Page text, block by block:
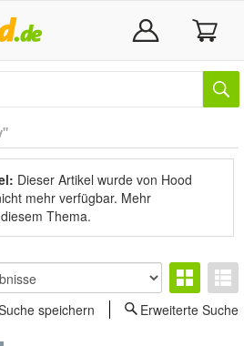
Dieser Artikel wurde von Hood
mehr verfügbar. Mehr
Thema.
speichern
Erweiterte Suche